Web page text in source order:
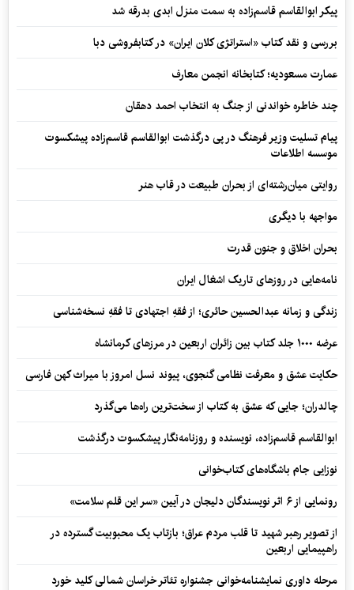
پیکر ابوالقاسم قاسم‌زاده به سمت منزل ابدی بدرقه شد
بررسی و نقد کتاب «استراتژی کلان ایران» در کتابفروشی دبا
عمارت مسعودیه؛ کتابخانه انجمن معارف
چند خاطره خواندنی از جنگ به انتخاب احمد دهقان
پیام تسلیت وزیر فرهنگ در پی درگذشت ابوالقاسم قاسم‌زاده پیشکسوت
موسسه اطلاعات
روایتی میان‌رشته‌ای از بحران طبیعت در قاب هنر
مواجهه با دیگری
بحران اخلاق و جنون قدرت
نامه‌هایی در روزهای تاریک اشغال ایران
زندگی و زمانه عبدالحسین حائری؛ از فقهِ اجتهادی تا فقهِ نسخه‌شناسی
عرضه ۱۰۰۰ جلد کتاب بین زائران اربعین در مرزهای کرمانشاه
حکایت عشق و معرفت نظامی گنجوی، پیوند نسل امروز با میراث کهن فارسی
چالدران؛ جایی که عشق به کتاب از سخت‌ترین راه‌ها می‌گذرد
ابوالقاسم قاسم‌زاده، نویسنده و روزنامه‌نگار پیشکسوت درگذشت
نوزایی جام باشگاه‌های کتاب‌خوانی
رونمایی از ۶ اثر نویسندگان دلیجان در آیین «سر این قلم سلامت»
از تصویر رهبر شهید تا قلب مردم عراق؛ بازتاب یک محبوبیت گسترده در
راهپیمایی اربعین
مرحله داوری نمایشنامه‌خوانی جشنواره تئاتر خراسان شمالی کلید خورد